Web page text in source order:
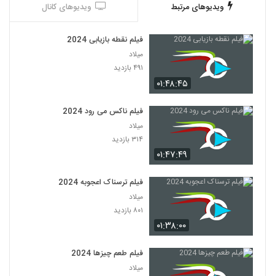
ویدیوهای مرتبط ویدیوهای کانال
۰۱:۴۸:۴۵
فیلم نقطه بازیابی 2024
میلاد
۴۹۱ بازدید
۰۱:۴۷:۴۹
فیلم ناکس می رود 2024
میلاد
۳۱۴ بازدید
۰۱:۳۸:۰۰
فیلم ترسناک اعجوبه 2024
میلاد
۸۰۱ بازدید
فیلم طعم چیزها 2024
میلاد